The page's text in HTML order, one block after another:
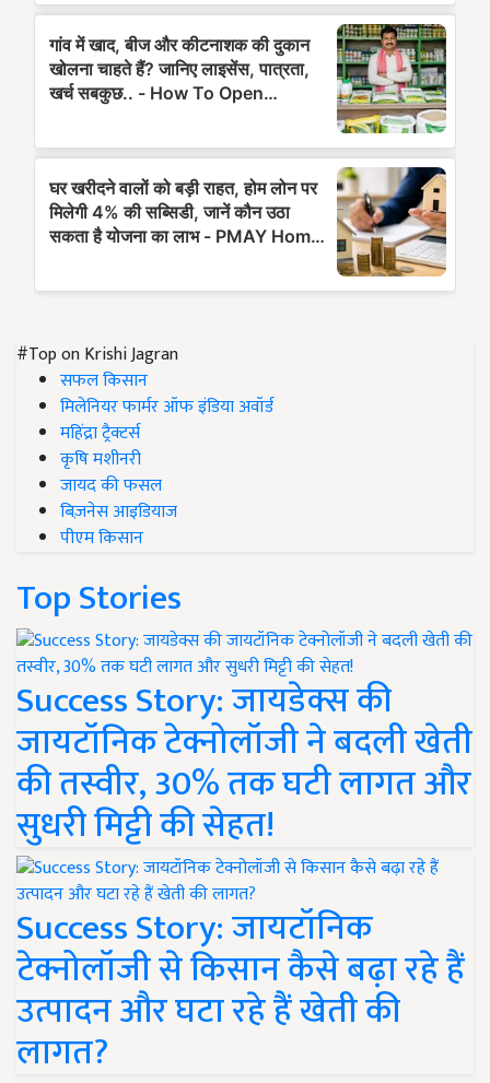
#Top on Krishi Jagran
सफल किसान
मिलेनियर फार्मर ऑफ इंडिया अवॉर्ड
महिंद्रा ट्रैक्टर्स
कृषि मशीनरी
जायद की फसल
बिज़नेस आइडियाज
पीएम किसान
Top Stories
Success Story: जायडेक्स की
जायटॉनिक टेक्नोलॉजी ने बदली खेती
की तस्वीर, 30% तक घटी लागत और
सुधरी मिट्टी की सेहत!
Success Story: जायटॉनिक
टेक्नोलॉजी से किसान कैसे बढ़ा रहे हैं
उत्पादन और घटा रहे हैं खेती की
लागत?